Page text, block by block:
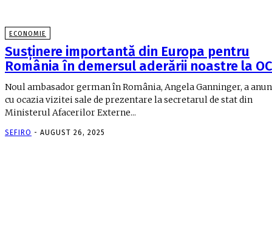
ECONOMIE
Susținere importantă din Europa pentru
România în demersul aderării noastre la
Noul ambasador german în România, Angela Ganninger, a
cu ocazia vizitei sale de prezentare la secretarul de stat din
Ministerul Afacerilor Externe...
SEFIRO - AUGUST 26, 2025